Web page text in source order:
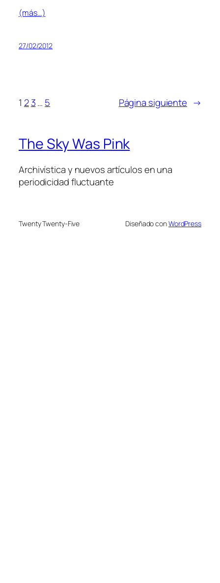
(más…)
27/02/2012
1 2 3… 5 Página siguiente →
The Sky Was Pink
Archivística y nuevos artículos en una
periodicidad fluctuante
Twenty Twenty-Five Diseñado conWordPress